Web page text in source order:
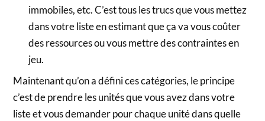
immobiles, etc. C’est tous les trucs que vous mettez
dans votre liste en estimant que ça va vous coûter
des ressources ou vous mettre des contraintes en
jeu.
Maintenant qu’on a défini ces catégories, le principe
c’est de prendre les unités que vous avez dans votre
liste et vous demander pour chaque unité dans quelle